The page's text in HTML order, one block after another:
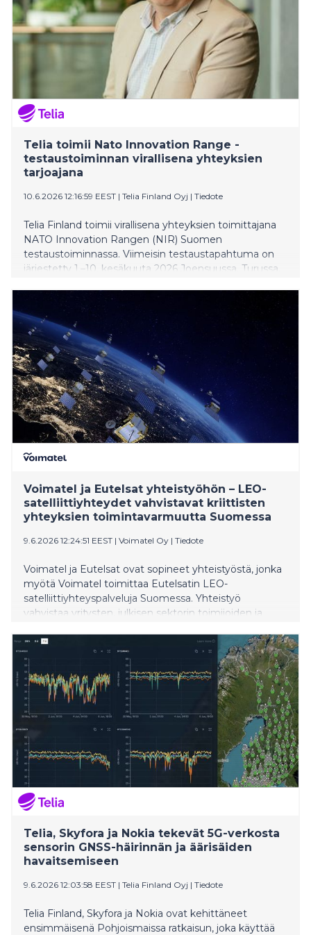
Telia toimii Nato Innovation Range -
testaustoiminnan virallisena yhteyksien
tarjoajana
10.6.2026 12:16:59 EEST | Telia Finland Oyj | Tiedote
Telia Finland toimii virallisena yhteyksien toimittajana
NATO Innovation Rangen (NIR) Suomen
testaustoiminnassa. Viimeisin testaustapahtuma on
järjestetty 1.–10. kesäkuuta 2026 Joensuussa, Turussa,
suomalaisen puolustus- ja turvallisuusteknologian
yritykset, NATO:n ja kansainväliset liittolaiset.
Voimatel ja Eutelsat yhteistyöhön – LEO-
satelliittiyhteydet vahvistavat kriittisten
yhteyksien toimintavarmuutta Suomessa
9.6.2026 12:24:51 EEST | Voimatel Oy | Tiedote
Voimatel ja Eutelsat ovat sopineet yhteistyöstä, jonka
myötä Voimatel toimittaa Eutelsatin LEO-
satelliittiyhteyspalveluja Suomessa. Yhteistyö
vahvistaa yritysten, julkisen sektorin toimijoiden ja
häiriönsietokykyä erityisesti tilanteissa, joissa
maanpäälliset yhteydet eivät riitä tai niiden toiminta
häiriintyy.
Telia, Skyfora ja Nokia tekevät 5G-verkosta
sensorin GNSS-häirinnän ja äärisäiden
havaitsemiseen
9.6.2026 12:03:58 EEST | Telia Finland Oyj | Tiedote
Telia Finland, Skyfora ja Nokia ovat kehittäneet
ensimmäisenä Pohjoismaissa ratkaisun, joka käyttää